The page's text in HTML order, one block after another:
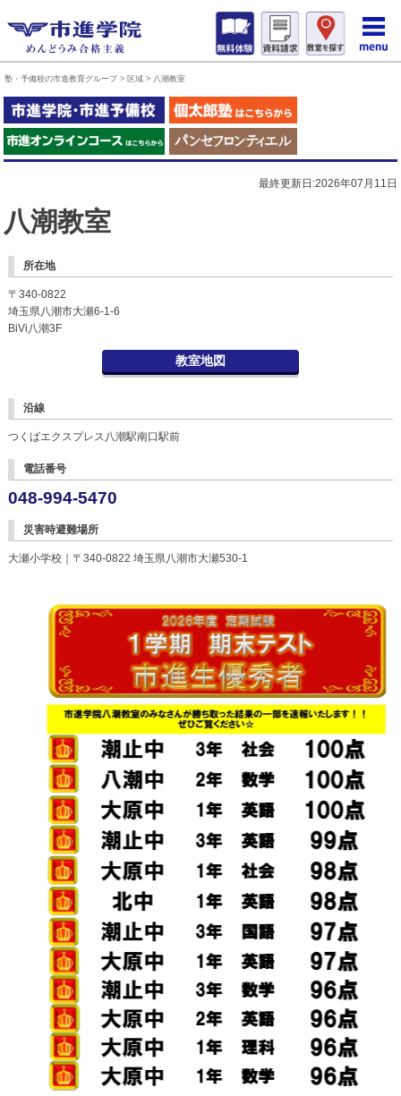
塾・予備校の市進教育グループ> 区域 > 八潮教室
最終更新日:2026年07月11日
八潮教室
所在地
〒340-0822
埼玉県八潮市大瀬6-1-6
BiVi八潮3F
教室地図
沿線
つくばエクスプレス八潮駅南口駅前
電話番号
048-994-5470
災害時避難場所
大瀬小学校｜〒340-0822 埼玉県八潮市大瀬530-1